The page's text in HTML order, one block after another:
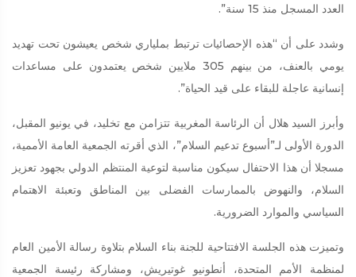
العدد المسجل منذ 15 سنة”.
وشدد على أن “هذه الإحصائيات ترتبط بملياري شخص يعيشون تحت تهديد
يومي بالعنف، من بينهم 305 ملايين شخص يعتمدون على مساعدات
إنسانية عاجلة للبقاء على قيد الحياة”.
وأبرز السيد هلال أن الرئاسة المغربية تتزامن مع تخليد، في يونيو المقبل،
الدورة الأولى لـ”أسبوع تدعيم السلام”، الذي أقرته الجمعية العامة الأممية،
مسجلا أن هذا الاحتفال سيكون مناسبة لتوعية المنتظم الدولي بجهود تعزيز
السلام، والنهوض بالممارسات الفضلى بين المناطق وتعبئة الاهتمام
السياسي والموارد الضرورية.
وتميزت هذه الجلسة الافتتاحية للجنة بناء السلام بتلاوة رسالة الأمين العام
لمنظمة الأمم المتحدة، أنطونيو غوتيريش، ومشاركة رئيسة الجمعية